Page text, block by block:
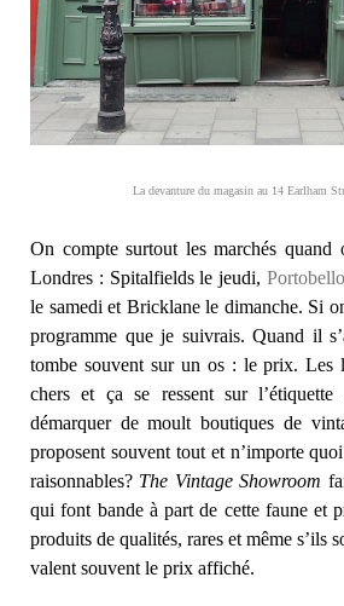
La devanture du magasin au 14 Earlham
On compte surtout les marchés quand
Londres : Spitalfields le jeudi, Portobello
le samedi et Bricklane le dimanche. Si
programme que je suivrais. Quand il
tombe souvent sur un os : le prix. Les
chers et ça se ressent sur l’étiquette
démarquer de moult boutiques de
proposent souvent tout et n’importe
raisonnables? The Vintage Showroom
qui font bande à part de cette faune et
produits de qualités, rares et même s’ils
valent souvent le prix affiché.